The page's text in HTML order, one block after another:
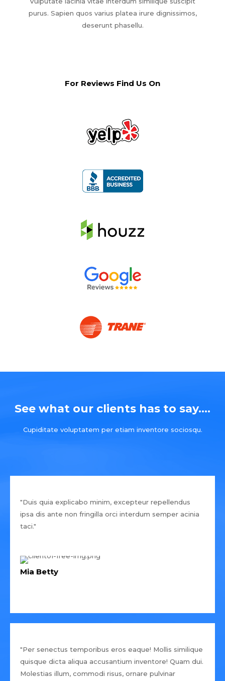
purus. Sapien quos varius platea irure dignissimos,
deserunt phasellu.
For Reviews Find Us On
See what our clients has to say....
Cupiditate voluptatem per etiam inventore sociosqu.
"Duis quia explicabo minim, excepteur repellendus
ipsa dis ante non fringilla orci interdum semper acinia
taci."
Mia Betty
"Per senectus temporibus eros eaque! Mollis similique
quisque dicta aliqua accusantium inventore! Quam dui.
Molestias illum, commodi risus, ornare pulvinar